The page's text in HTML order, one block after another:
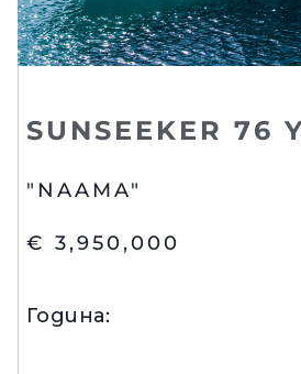
SUNSEEKER 76
"NAAMA"
€ 3,950,000
Година: